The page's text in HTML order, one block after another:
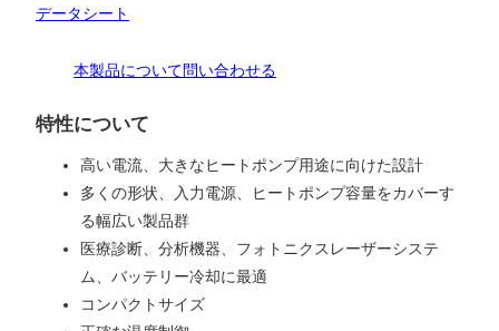
データシート
本製品について問い合わせる
特性について
高い電流、大きなヒートポンプ用途に向けた設計
多くの形状、入力電源、ヒートポンプ容量をカバーす
る幅広い製品群
医療診断、分析機器、フォトニクスレーザーシステ
ム、バッテリー冷却に最適
コンパクトサイズ